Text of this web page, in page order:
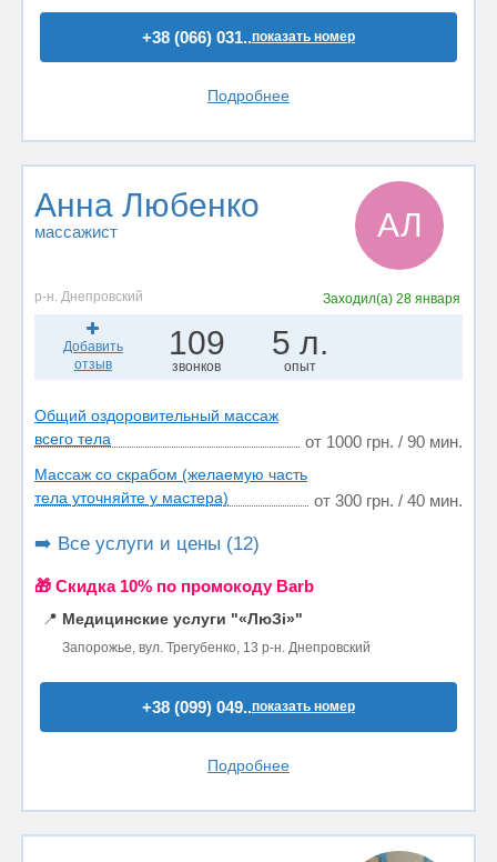
+38 (066) 031..показать номер
Подробнее
Анна Любенко
массажист АЛ
р-н. Днепровский Заходил(а) 28 января
Добавить
отзыв
109
звонков
5 л.
опыт
Общий оздоровительный массаж
всего тела
от 1000 грн. / 90 мин.
Массаж со скрабом (желаемую часть
тела уточняйте у мастера)
от 300 грн. / 40 мин.
➡️ Все услуги и цены (12)
🎁 Cкидка 10% по промокоду Barb
📍 Медицинские услуги "«ЛюЗі»"
Запорожье, вул. Трегубенко, 13 р-н. Днепровский
+38 (099) 049..показать номер
Подробнее